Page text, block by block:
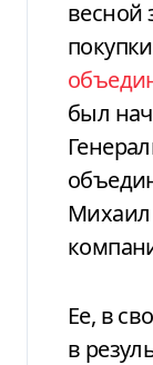
весной
был
Ее, в
в